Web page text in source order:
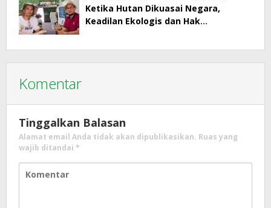
Ketika Hutan Dikuasai Negara,
Keadilan Ekologis dan Hak
Komentar
Tinggalkan Balasan
Alamat email Anda tidak akan dipublikasikan. Ruas yang
wajib ditandai *